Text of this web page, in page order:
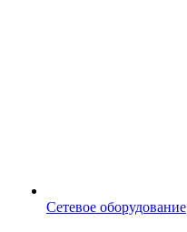
Сетевое оборудование